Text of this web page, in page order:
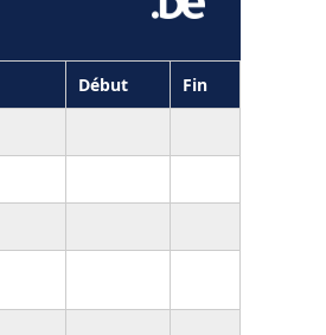
Début Fin